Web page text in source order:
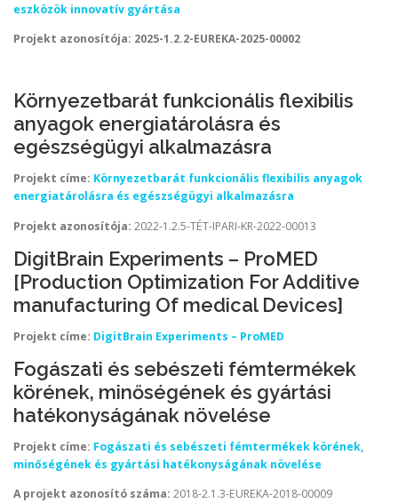
eszközök innovatív gyártása
Projekt azonosítója: 2025-1.2.2-EUREKA-2025-00002
Környezetbarát funkcionális flexibilis
anyagok energiatárolásra és
egészségügyi alkalmazásra
Projekt címe: Környezetbarát funkcionális flexibilis anyagok
energiatárolásra és egészségügyi alkalmazásra
Projekt azonosítója: 2022-1.2.5-TÉT-IPARI-KR-2022-00013
DigitBrain Experiments – ProMED
[Production Optimization For Additive
manufacturing Of medical Devices]
Projekt címe: DigitBrain Experiments – ProMED
Fogászati és sebészeti fémtermékek
körének, minőségének és gyártási
hatékonyságának növelése
Projekt címe: Fogászati és sebészeti fémtermékek körének,
minőségének és gyártási hatékonyságának növelése
A projekt azonosító száma: 2018-2.1.3-EUREKA-2018-00009